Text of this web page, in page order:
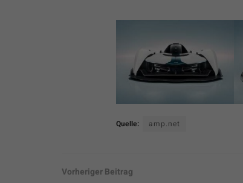
Quelle: amp.net
Vorheriger Beitrag